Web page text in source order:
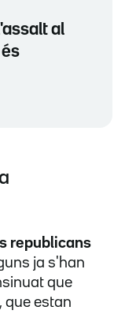
al
republicans
ja s'han
que
que estan